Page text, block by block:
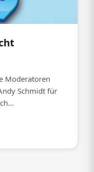
Moderatoren
Schmidt für